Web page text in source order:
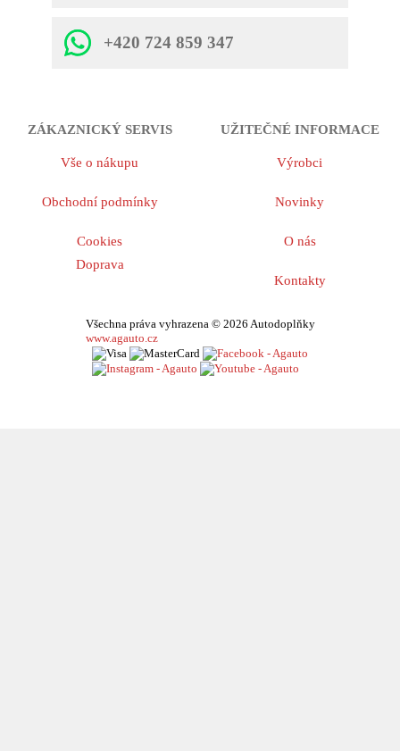
+420 724 859 347
ZÁKAZNICKÝ SERVIS
Vše o nákupu
Obchodní podmínky
Cookies
Doprava
UŽITEČNÉ INFORMACE
Výrobci
Novinky
O nás
Kontakty
Všechna práva vyhrazena © 2026 Autodoplňky
www.agauto.cz